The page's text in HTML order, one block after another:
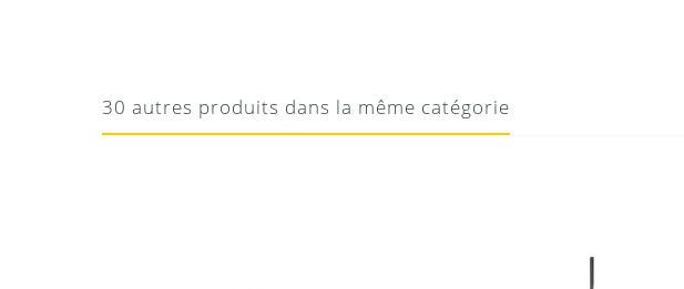
30 autres produits dans la même catégorie